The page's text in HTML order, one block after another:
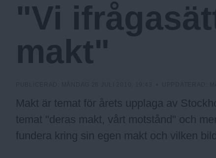
a
.
N
u
"Vi
makt"
Makt är temat för årets upplaga av
temat "deras makt, vårt motstånd" och
fundera kring sin egen makt och vilken